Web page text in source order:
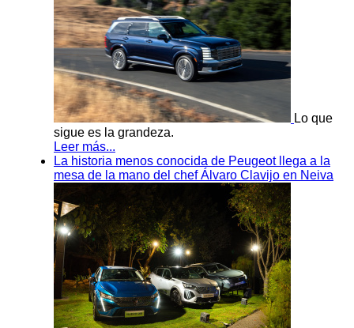
Lo que
sigue es la grandeza.
Leer más...
La historia menos conocida de Peugeot llega a la
mesa de la mano del chef Álvaro Clavijo en Neiva